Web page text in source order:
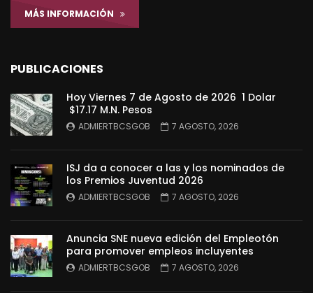
MÁS INFORMACIÓN
PUBLICACIONES
Hoy Viernes 7 de Agosto de 2026 1 Dolar
$17.17 M.N. Pesos
ADMIERTBCSGOB 7 AGOSTO, 2026
ISJ da a conocer a las y los nominados de
los Premios Juventud 2026
ADMIERTBCSGOB 7 AGOSTO, 2026
Anuncia SNE nueva edición del Empleotón
para promover empleos incluyentes
ADMIERTBCSGOB 7 AGOSTO, 2026